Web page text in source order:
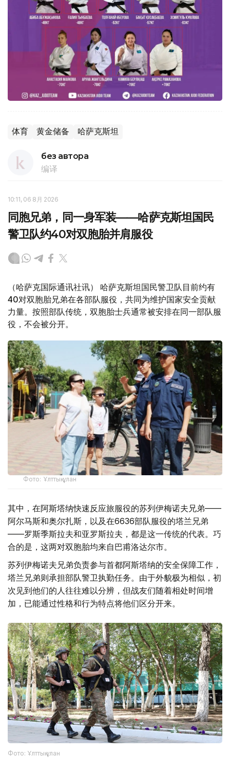
体育 黄金储备 哈萨克斯坦
без автора
编译
10:11, 06 8月 2026
同胞兄弟，同一身军装——哈萨克斯坦国民
警卫队约40对双胞胎并肩服役
（哈萨克国际通讯社讯） 哈萨克斯坦国民警卫队目前约有
40对双胞胎兄弟在各部队服役，共同为维护国家安全贡献
力量。按照部队传统，双胞胎士兵通常被安排在同一部队服
役，不会被分开。
Фото: Ұлттық ұлан
其中，在阿斯塔纳快速反应旅服役的苏列伊梅诺夫兄弟——
阿尔马斯和奥尔扎斯，以及在6636部队服役的塔兰兄弟
——罗斯季斯拉夫和亚罗斯拉夫，都是这一传统的代表。巧
合的是，这两对双胞胎均来自巴甫洛达尔市。
苏列伊梅诺夫兄弟负责参与首都阿斯塔纳的安全保障工作，
塔兰兄弟则承担部队警卫执勤任务。由于外貌极为相似，初
次见到他们的人往往难以分辨，但战友们随着相处时间增
加，已能通过性格和行为特点将他们区分开来。
Фото: Ұлттық ұлан